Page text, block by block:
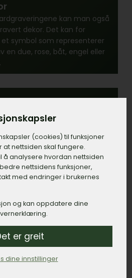
kan man også
dekor. Det kan for
symbol som representerer
en due, rose, båt, engel eller
gravsteinen. Det kan for
hjerter, kors og
fast på gravsteinen
mer populært å ha
(cookies) til funksjoner
nettsiden skal fungere.
å analysere hvordan nettsiden
nettsidens funksjoner,
med endringer i brukernes
og kan oppdatere dine
er greit
dine innstillinger